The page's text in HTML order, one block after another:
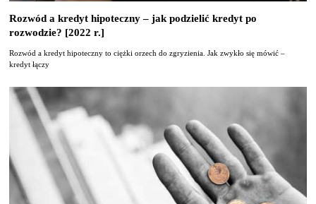
Rozwód a kredyt hipoteczny – jak podzielić kredyt po
rozwodzie? [2022 r.]
Rozwód a kredyt hipoteczny to ciężki orzech do zgryzienia. Jak zwykło się mówić –
kredyt łączy